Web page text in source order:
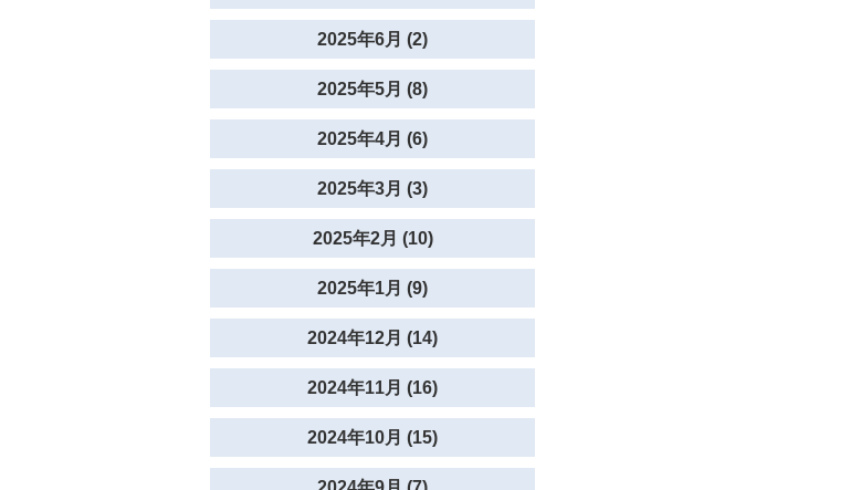
2025年6月 (2)
2025年5月 (8)
2025年4月 (6)
2025年3月 (3)
2025年2月 (10)
2025年1月 (9)
2024年12月 (14)
2024年11月 (16)
2024年10月 (15)